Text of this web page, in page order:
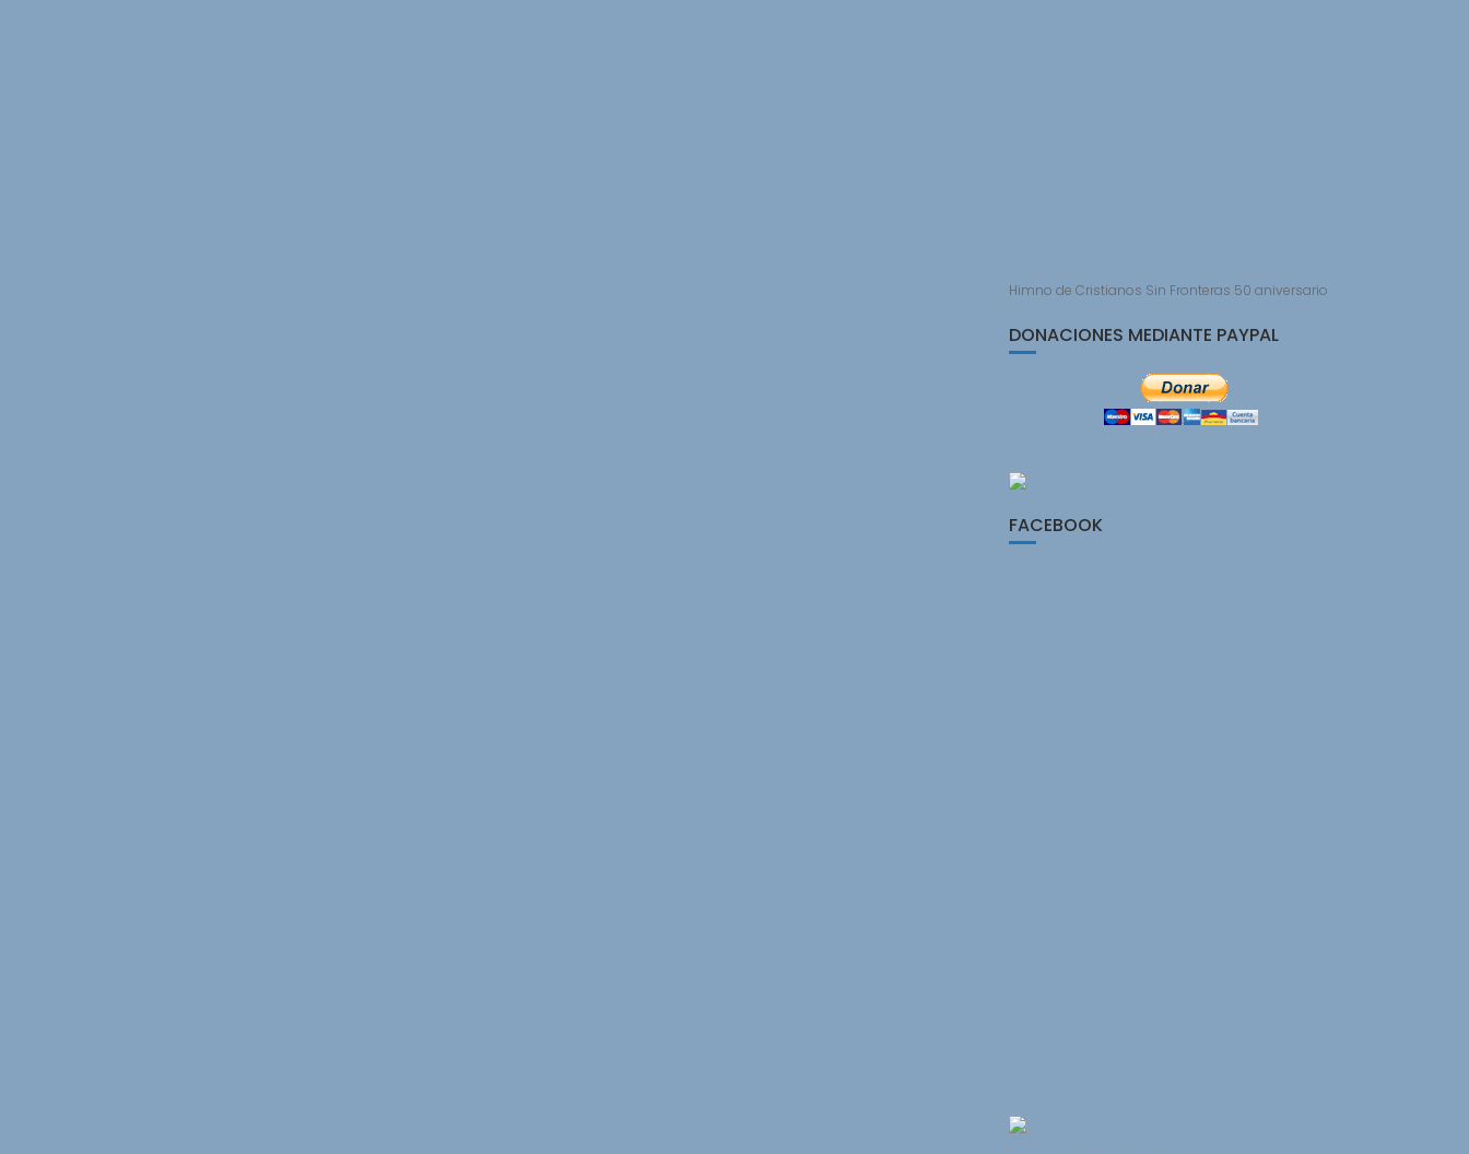
Himno de Cristianos Sin Fronteras 50 aniversario
DONACIONES MEDIANTE PAYPAL
FACEBOOK